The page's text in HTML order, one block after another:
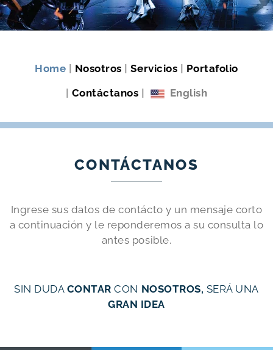
Home | Nosotros | Servicios | Portafolio
| Contáctanos | English
CONTÁCTANOS
Ingrese sus datos de contácto y un mensaje corto
a continuación y le reponderemos a su consulta lo
antes posible.
SIN DUDA CONTAR CON NOSOTROS, SERÁ UNA
GRAN IDEA